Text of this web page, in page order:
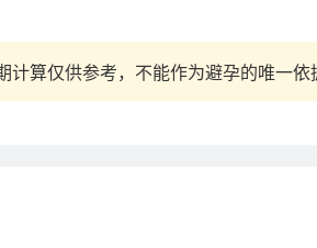
计算仅供参考，不能作为避孕的唯一